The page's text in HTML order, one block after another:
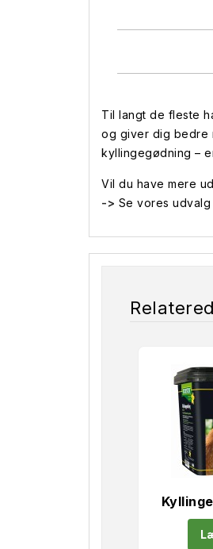
Til langt de fleste
og giver dig bedre
kyllingegødning –
Vil du have mere
-> Se vores